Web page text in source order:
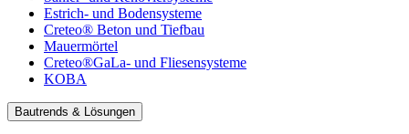
Estrich- und Bodensysteme
Creteo® Beton und Tiefbau
Mauermörtel
Creteo®GaLa- und Fliesensysteme
KOBA
Bautrends & Lösungen